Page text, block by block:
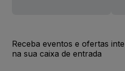
Receba eventos e ofertas
na sua caixa de entrada